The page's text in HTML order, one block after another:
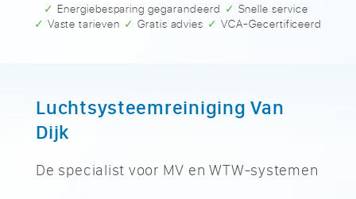
✓ Energiebesparing gegarandeerd
✓ Snelle service
✓ Vaste tarieven
✓ Gratis advies ✓ VCA-Gecertificeerd
Luchtsysteemreiniging Van
Dijk
De specialist voor MV en WTW-systemen